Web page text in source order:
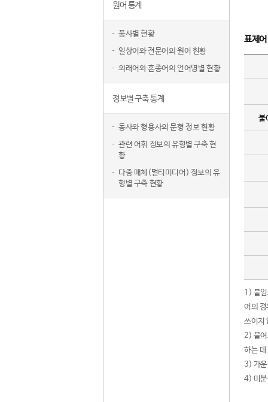
원어 통계
품사별 현황
일상어와 전문어의 원어 현황
외래어와 혼종어의 언어명별 현황
정보별 구축 통계
동사와 형용사의 문형 정보 현황
관련 어휘 정보의 유형별 구축 현
황
다중 매체(멀티미디어) 정보의 유
형별 구축 현황
표제
붙
1) 붙
어의
쓰이지
2) 붙여
하는
3) 가운
4) 미분